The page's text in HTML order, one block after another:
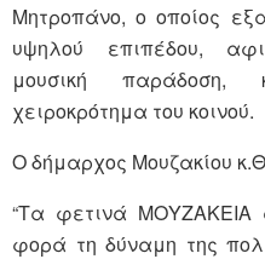
Μητροπάνο, ο οποίος
υψηλού επιπέδου,
μουσική παράδοση,
χειροκρότημα του κοινού.
Ο δήμαρχος Μουζακίου
“Τα φετινά ΜΟΥΖΑΚΕΙΑ
φορά τη δύναμη της